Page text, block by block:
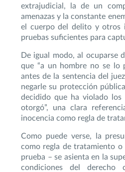
extrajudicial, la de un
amenazas y la constante
el cuerpo del delito y otros
pruebas suficientes para
De igual modo, al ocuparse
que “a un hombre no se lo
antes de la sentencia del
negarle su protección
decidido que ha violado
otorgó”, una clara
inocencia como regla de
Como puede verse, la
como regla de tratamiento o
prueba – se asienta en la
condiciones del derecho